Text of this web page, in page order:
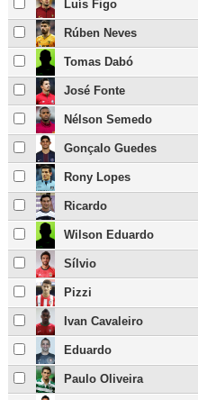
Luís Figo
Rúben Neves
Tomas Dabó
José Fonte
Nélson Semedo
Gonçalo Guedes
Rony Lopes
Ricardo
Wilson Eduardo
Sílvio
Pizzi
Ivan Cavaleiro
Eduardo
Paulo Oliveira